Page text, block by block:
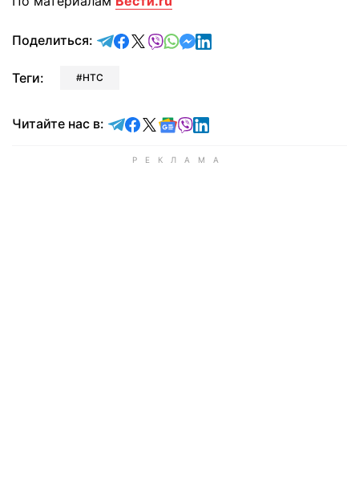
Поделиться: отправить в Telegram
поделиться в Facebook
поделиться в X
отправить в Viber
отправить в Whatsapp
отправить в Messenger
отправить в LinkedIn
Теги: HTC
Читайте нас в: Читайте в Telegram
Читайте в Facebook
Читайте в X
Читайте в Google news
Читайте в Viber
Читайте в LinkedIn